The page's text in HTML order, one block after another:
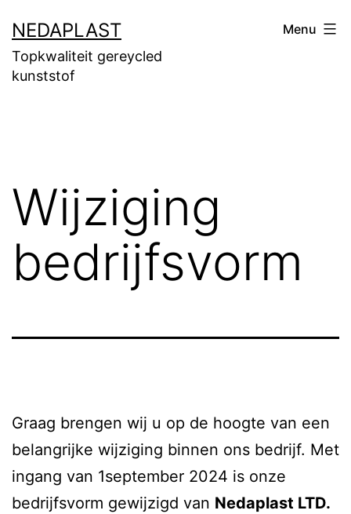
naar
de
NEDAPLAST
Topkwaliteit gereycled
kunststof
Menu
Wijziging
bedrijfsvorm
Graag brengen wij u op de hoogte van een
belangrijke wijziging binnen ons bedrijf. Met
ingang van 1september 2024 is onze
bedrijfsvorm gewijzigd van Nedaplast LTD.